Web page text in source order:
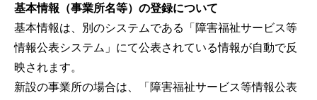
基本情報（事業所名等）の登録について
基本情報は、別のシステムである「障害福祉サービス等
情報公表システム」にて公表されている情報が自動で反
映されます。
新設の事業所の場合は、「障害福祉サービス等情報公表